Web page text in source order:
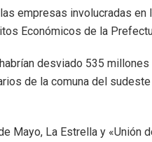
empresas involucradas en
Económicos de la
desviado 535
de la comuna del sudeste
Mayo, La Estrella y «Unión